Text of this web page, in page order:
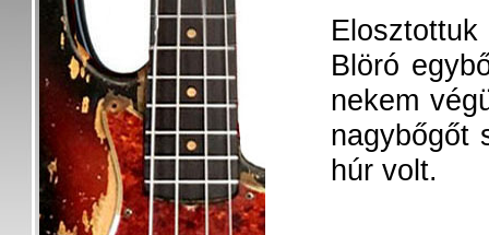
Blöró
nekem
nagybőgőt
húr volt.